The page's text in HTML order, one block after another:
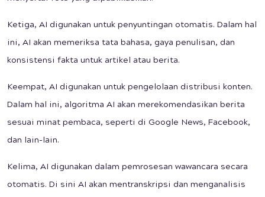
Ketiga, AI digunakan untuk penyuntingan otomatis. Dalam hal
ini, AI akan memeriksa tata bahasa, gaya penulisan, dan
konsistensi fakta untuk artikel atau berita.
Keempat, AI digunakan untuk pengelolaan distribusi konten.
Dalam hal ini, algoritma AI akan merekomendasikan berita
sesuai minat pembaca, seperti di Google News, Facebook,
dan lain-lain.
Kelima, AI digunakan dalam pemrosesan wawancara secara
otomatis. Di sini AI akan mentranskripsi dan menganalisis